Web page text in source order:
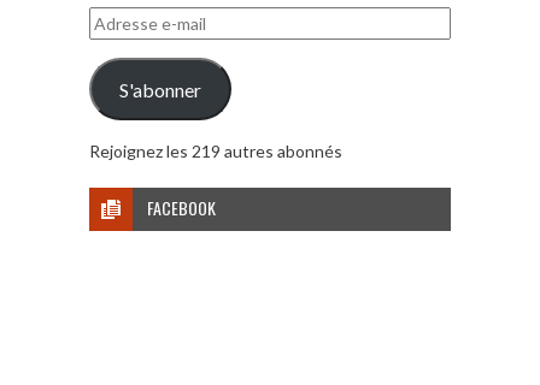
Adresse
e-
mail
S'abonner
Rejoignez les 219 autres abonnés
FACEBOOK